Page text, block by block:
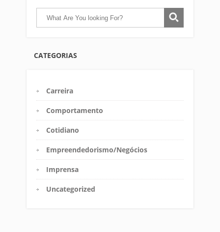
CATEGORIAS
Carreira
Comportamento
Cotidiano
Empreendedorismo/Negócios
Imprensa
Uncategorized